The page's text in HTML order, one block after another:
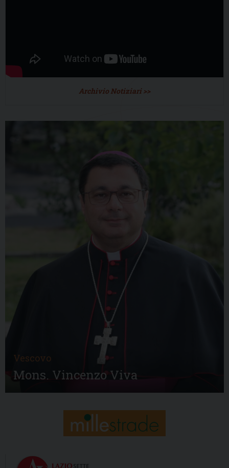
Archivio Notiziari >>
Vescovo
Mons. Vincenzo Viva